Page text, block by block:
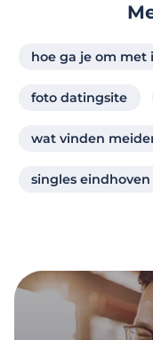
hoe ga je om
foto datingsite
wat vinden
singles eindhoven